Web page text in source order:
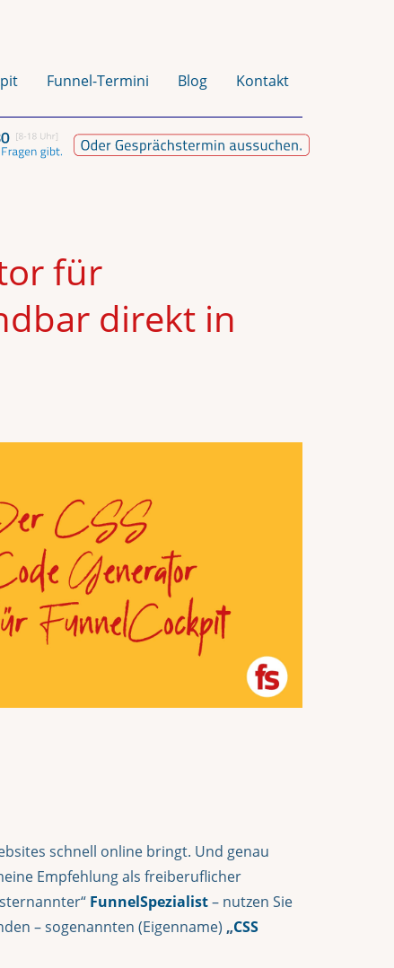
Funnel-Termini Blog Kontakt
für
direkt in
schnell online bringt. Und genau
Empfehlung als freiberuflicher
FunnelSpezialist– nutzen Sie
– sogenannten (Eigenname) „CSS